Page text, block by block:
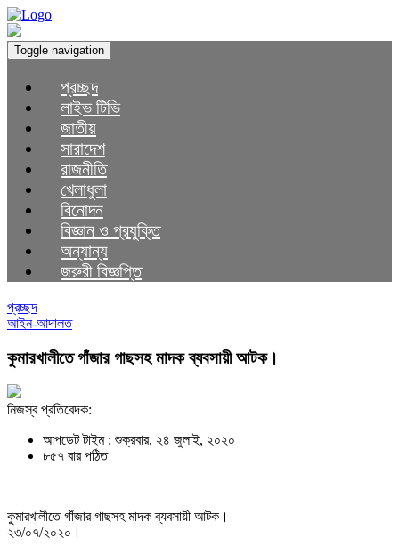
Toggle navigation
প্রচ্ছদ
লাইভ টিভি
জাতীয়
সারাদেশ
রাজনীতি
খেলাধুলা
বিনোদন
বিজ্ঞান ও প্রযুক্তি
অন্যান্য
জরুরী বিজ্ঞপ্তি
প্রচ্ছদ
আইন-আদালত
কুমারখালীতে গাঁজার গাছসহ মাদক ব্যবসায়ী আটক।
নিজস্ব প্রতিবেদক:
আপডেট টাইম : শুক্রবার, ২৪ জুলাই, ২০২০
৮৫৭ বার পঠিত
কুমারখালীতে গাঁজার গাছসহ মাদক ব্যবসায়ী আটক।
২৩/০৭/২০২০।